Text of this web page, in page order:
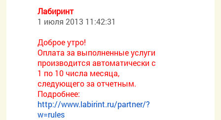
Лабиринт
1 июля 2013 11:42:31
Доброе утро!
Оплата за выполненные услуги
производится автоматически с
1 по 10 числа месяца,
следующего за отчетным.
Подробнее:
http://www.labirint.ru/partner/?
w=rules